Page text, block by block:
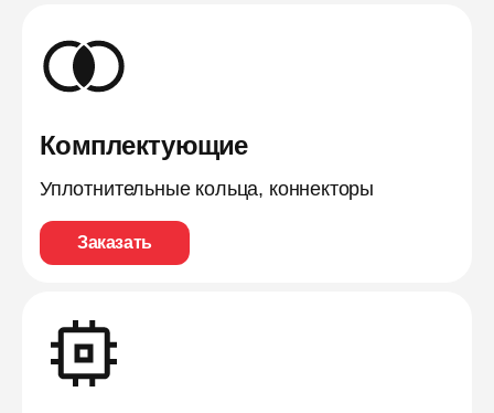
Комплектующие
Уплотнительные кольца, коннекторы
Заказать